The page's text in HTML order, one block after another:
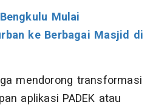
Mulai
ke Berbagai Masjid di
mendorong transformasi
aplikasi PADEK atau